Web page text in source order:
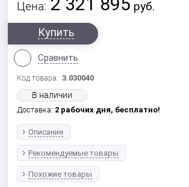
Цена: руб.
Купить
Сравнить
Код товара:3.030040
В наличии
Доставка: 2 рабочих дня, бесплатно!
Описание
Рекомендуемые товары
Похожие товары